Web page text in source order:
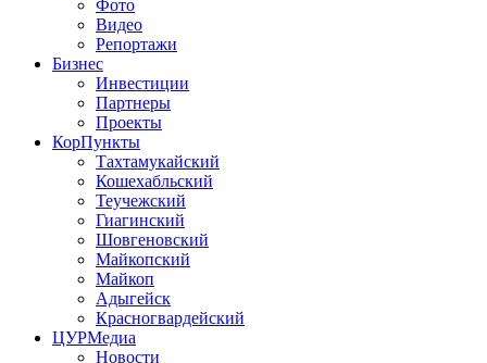
Фото
Видео
Репортажи
Бизнес
Инвестиции
Партнеры
Проекты
КорПункты
Тахтамукайский
Кошехабльский
Теучежский
Гиагинский
Шовгеновский
Майкопский
Майкоп
Адыгейск
Красногвардейский
ЦУРМедиа
Новости